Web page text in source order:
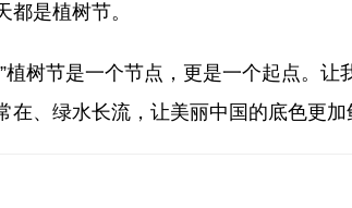
是植树节。
树节是一个节点，更是一个起点。让
在、绿水长流，让美丽中国的底色更